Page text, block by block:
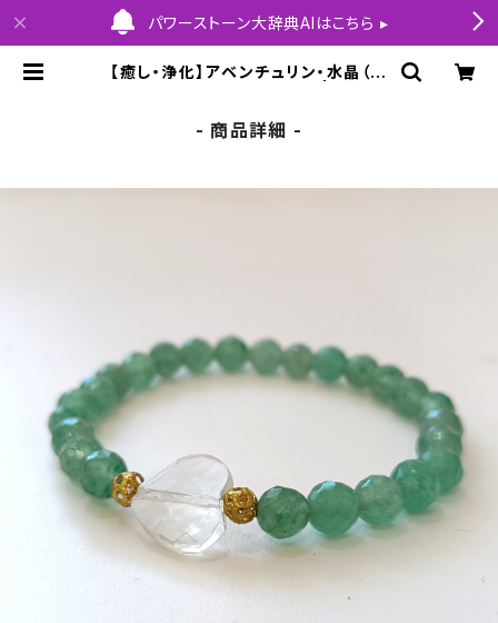
パワーストーン大辞典AIはこちら ▸
【癒し・浄化】アベンチュリン・水晶（石
- 商品詳細 -